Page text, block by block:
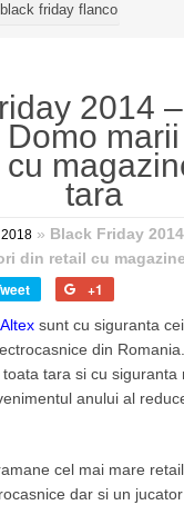
black friday flanco
2014
tara
» Black Friday
din retail cu
+1
Altex sunt cu siguranta
din
tara si cu siguranta
anului al
cel mai mare
dar si un